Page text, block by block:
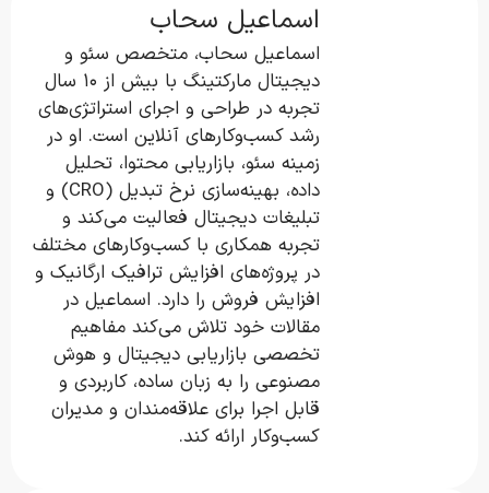
اسماعیل سحاب
اسماعیل سحاب، متخصص سئو و
دیجیتال مارکتینگ با بیش از ۱۰ سال
تجربه در طراحی و اجرای استراتژی‌های
رشد کسب‌وکارهای آنلاین است. او در
زمینه سئو، بازاریابی محتوا، تحلیل
داده، بهینه‌سازی نرخ تبدیل (CRO) و
تبلیغات دیجیتال فعالیت می‌کند و
تجربه همکاری با کسب‌وکارهای مختلف
در پروژه‌های افزایش ترافیک ارگانیک و
افزایش فروش را دارد. اسماعیل در
مقالات خود تلاش می‌کند مفاهیم
تخصصی بازاریابی دیجیتال و هوش
مصنوعی را به زبان ساده، کاربردی و
قابل اجرا برای علاقه‌مندان و مدیران
کسب‌وکار ارائه کند.